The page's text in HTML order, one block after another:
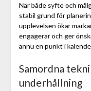
När både syfte och
stabil grund för
upplevelsen ökar
engagerar och ger
ännu en punkt i
Samordna
underhållning